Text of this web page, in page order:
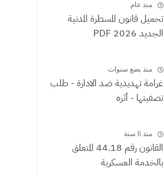
منذ عام
تحميل قانون المسطرة المدنية
الجديد 2026 PDF
منذ بضع سنوات
غرامة تهديدية ضد الادارة - طلب
تصفيتها - أثره
منذ 6 سنة
القانون رقم 44.18 المتعلق
بالخدمة العسكرية